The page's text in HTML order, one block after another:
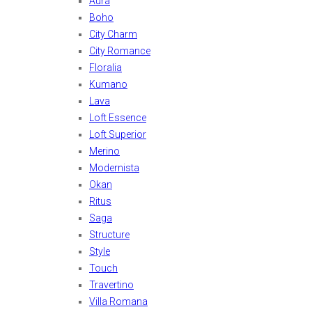
Boho
City Charm
City Romance
Floralia
Kumano
Lava
Loft Essence
Loft Superior
Merino
Modernista
Okan
Ritus
Saga
Structure
Style
Touch
Travertino
Villa Romana